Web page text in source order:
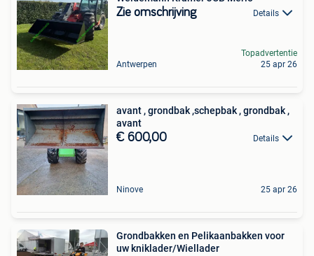
Zie omschrijving Details
Antwerpen
Topadvertentie
25 apr 26
avant , grondbak ,schepbak , grondbak ,
avant
€ 600,00 Details
Ninove 25 apr 26
Grondbakken en Pelikaanbakken voor
uw kniklader/Wiellader